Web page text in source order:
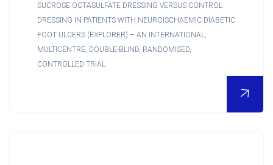
SUCROSE OCTASULFATE DRESSING VERSUS CONTROL
DRESSING IN PATIENTS WITH NEUROISCHAEMIC DIABETIC
FOOT ULCERS (EXPLORER) – AN INTERNATIONAL,
MULTICENTRE, DOUBLE-BLIND, RANDOMISED,
CONTROLLED TRIAL